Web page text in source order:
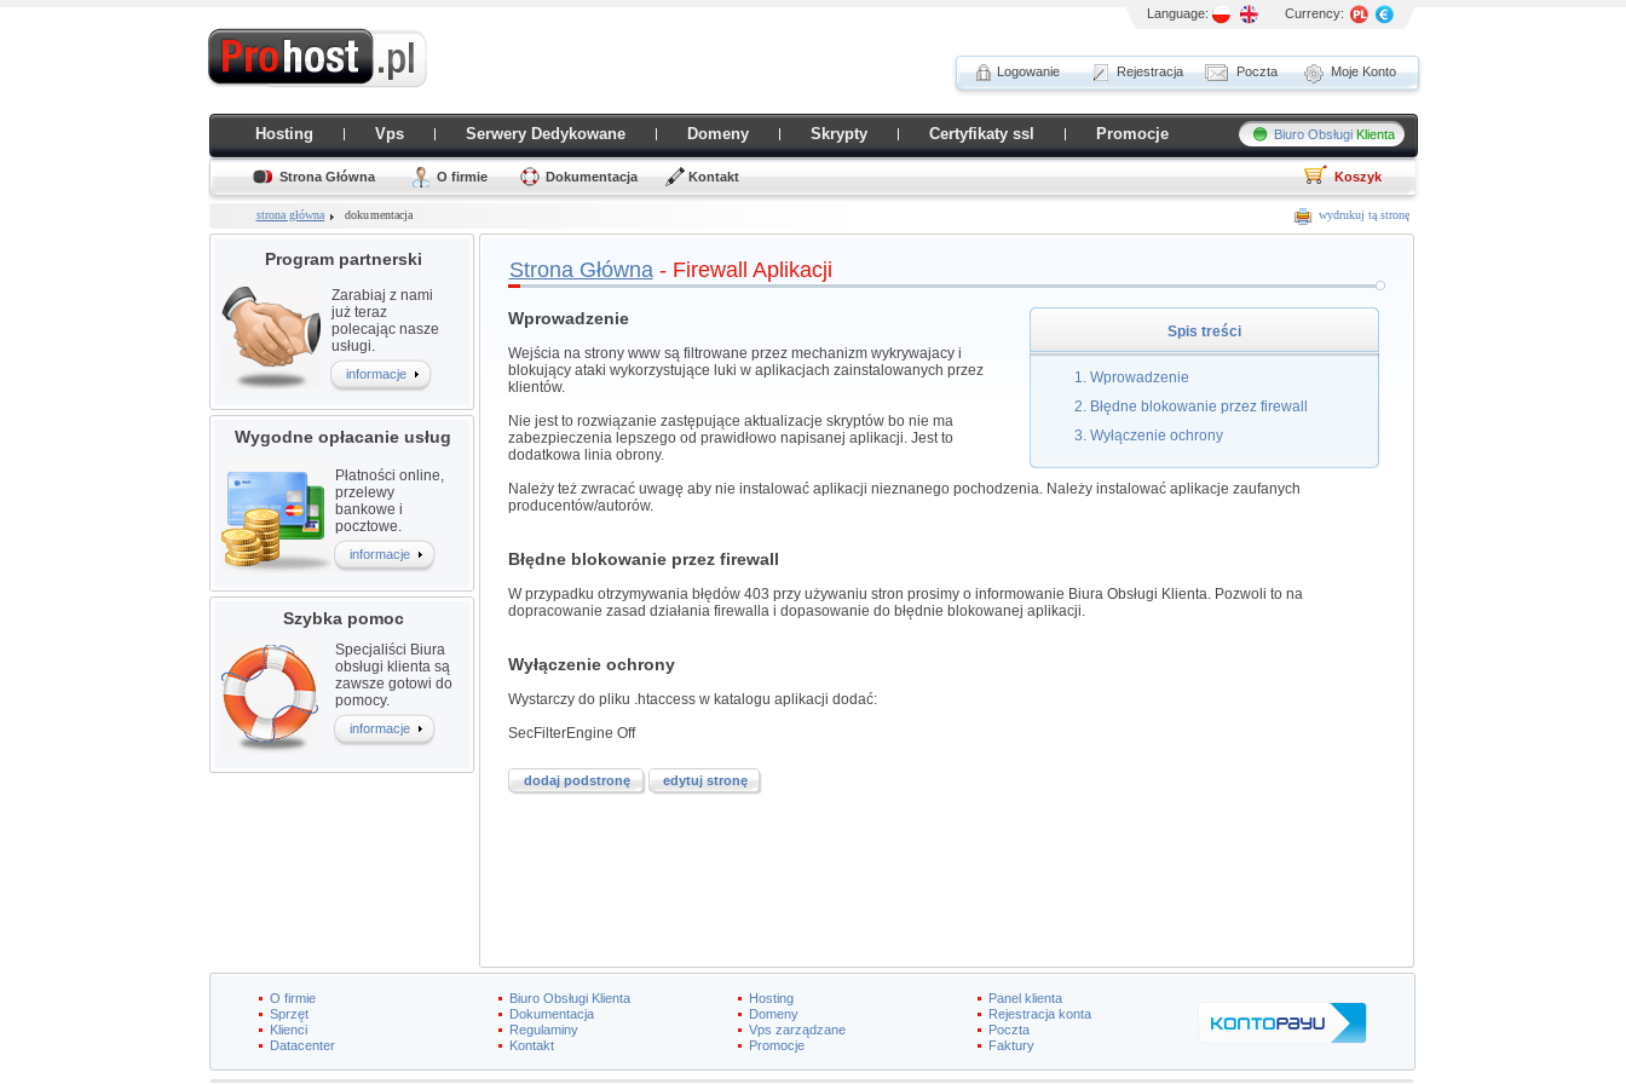
Language: Currency:
Logowanie Rejestracja Poczta Moje Konto
Hosting Vps Serwery Dedykowane Domeny Skrypty Certyfikaty ssl Promocje Biuro Obsługi Klienta
Strona Główna O firmie Dokumentacja Kontakt Koszyk
wydrukuj tą stronę
strona główna dokumentacja
Program partnerski
Zarabiaj z nami
już teraz
polecając nasze
usługi.
informacje
Wygodne opłacanie usług
Płatności online,
przelewy
bankowe i
pocztowe.
informacje
Szybka pomoc
Specjaliści Biura
obsługi klienta są
zawsze gotowi do
pomocy.
informacje
Strona Główna- Firewall Aplikacji
Spis treści
Wprowadzenie
Błędne blokowanie przez firewall
Wyłączenie ochrony
Wprowadzenie
Wejścia na strony www są filtrowane przez mechanizm wykrywajacy i
blokujący ataki wykorzystujące luki w aplikacjach zainstalowanych przez
klientów.
Nie jest to rozwiązanie zastępujące aktualizacje skryptów bo nie ma
zabezpieczenia lepszego od prawidłowo napisanej aplikacji. Jest to
dodatkowa linia obrony.
Należy też zwracać uwagę aby nie instalować aplikacji nieznanego pochodzenia. Należy instalować aplikacje zaufanych
producentów/autorów.
Błędne blokowanie przez firewall
W przypadku otrzymywania błędów 403 przy używaniu stron prosimy o informowanie Biura Obsługi Klienta. Pozwoli to na
dopracowanie zasad działania firewalla i dopasowanie do błędnie blokowanej aplikacji.
Wyłączenie ochrony
Wystarczy do pliku .htaccess w katalogu aplikacji dodać:
SecFilterEngine Off
dodaj podstronę edytuj stronę
O firmie
Sprzęt
Klienci
Datacenter
Biuro Obsługi Klienta
Dokumentacja
Regulaminy
Kontakt
Hosting
Domeny
Vps zarządzane
Promocje
Panel klienta
Rejestracja konta
Poczta
Faktury